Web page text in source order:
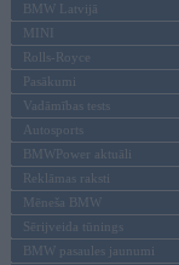
BMW Latvijā
MINI
Rolls-Royce
Pasākumi
Vadāmības tests
Autosports
BMWPower aktuāli
Reklāmas raksti
Mēneša BMW
Sērijveida tūnings
BMW pasaules jaunumi